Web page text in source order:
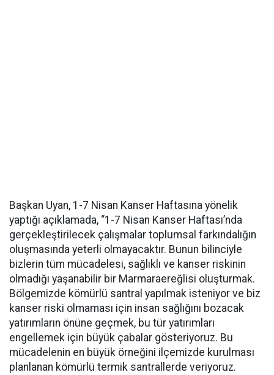
Başkan Uyan, 1-7 Nisan Kanser Haftasına yönelik
yaptığı açıklamada, “1-7 Nisan Kanser Haftası’nda
gerçekleştirilecek çalışmalar toplumsal farkındalığın
oluşmasında yeterli olmayacaktır. Bunun bilinciyle
bizlerin tüm mücadelesi, sağlıklı ve kanser riskinin
olmadığı yaşanabilir bir Marmaraereğlisi oluşturmak.
Bölgemizde kömürlü santral yapılmak isteniyor ve biz
kanser riski olmaması için insan sağlığını bozacak
yatırımların önüne geçmek, bu tür yatırımları
engellemek için büyük çabalar gösteriyoruz. Bu
mücadelenin en büyük örneğini ilçemizde kurulması
planlanan kömürlü termik santrallerde veriyoruz.